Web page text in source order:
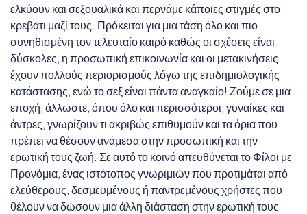
ελκύουν και σεξουαλικά και περνάμε κάποιες στιγμές στο
κρεβάτι μαζί τους. Πρόκειται για μια τάση όλο και πιο
συνηθισμένη τον τελευταίο καιρό καθώς οι σχέσεις είναι
δύσκολες, η προσωπική επικοινωνία και οι μετακινήσεις
έχουν πολλούς περιορισμούς λόγω της επιδημιολογικής
κατάστασης, ενώ το σεξ είναι πάντα αναγκαίο! Ζούμε σε μια
εποχή, άλλωστε, όπου όλο και περισσότεροι, γυναίκες και
άντρες, γνωρίζουν τι ακριβώς επιθυμούν και τα όρια που
πρέπει να θέσουν ανάμεσα στην προσωπική και την
ερωτική τους ζωή. Σε αυτό το κοινό απευθύνεται το Φίλοι με
Προνόμια, ένας ιστότοπος γνωριμιών που προτιμάται από
ελεύθερους, δεσμευμένους ή παντρεμένους χρήστες που
θέλουν να δώσουν μια άλλη διάσταση στην ερωτική τους